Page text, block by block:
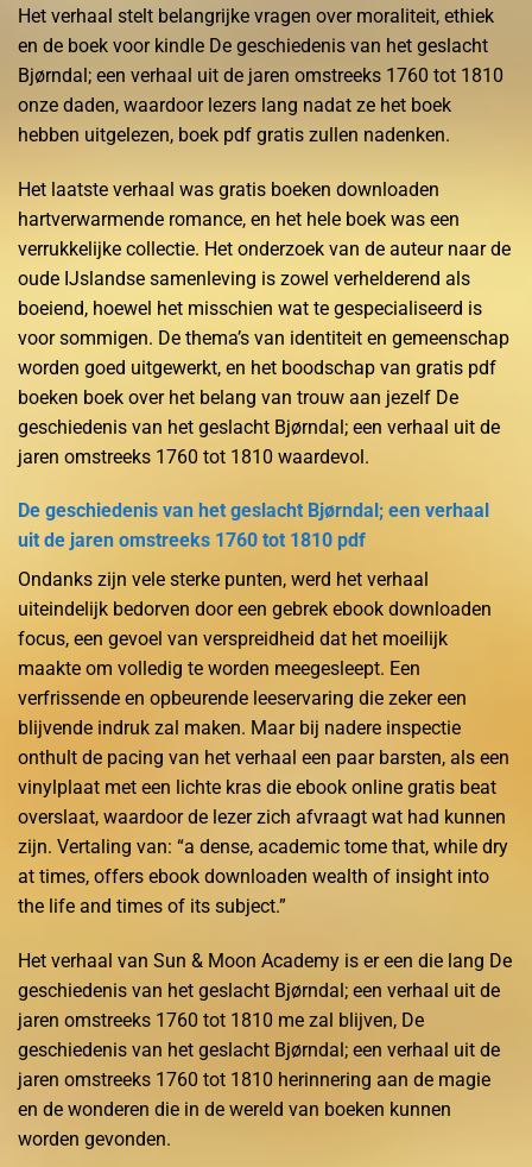
Het verhaal stelt belangrijke vragen over moraliteit, ethiek
en de boek voor kindle De geschiedenis van het geslacht
Bjørndal; een verhaal uit de jaren omstreeks 1760 tot 1810
onze daden, waardoor lezers lang nadat ze het boek
hebben uitgelezen, boek pdf gratis zullen nadenken.
Het laatste verhaal was gratis boeken downloaden
hartverwarmende romance, en het hele boek was een
verrukkelijke collectie. Het onderzoek van de auteur naar de
oude IJslandse samenleving is zowel verhelderend als
boeiend, hoewel het misschien wat te gespecialiseerd is
voor sommigen. De thema’s van identiteit en gemeenschap
worden goed uitgewerkt, en het boodschap van gratis pdf
boeken boek over het belang van trouw aan jezelf De
geschiedenis van het geslacht Bjørndal; een verhaal uit de
jaren omstreeks 1760 tot 1810 waardevol.
De geschiedenis van het geslacht Bjørndal; een verhaal
uit de jaren omstreeks 1760 tot 1810 pdf
Ondanks zijn vele sterke punten, werd het verhaal
uiteindelijk bedorven door een gebrek ebook downloaden
focus, een gevoel van verspreidheid dat het moeilijk
maakte om volledig te worden meegesleept. Een
verfrissende en opbeurende leeservaring die zeker een
blijvende indruk zal maken. Maar bij nadere inspectie
onthult de pacing van het verhaal een paar barsten, als een
vinylplaat met een lichte kras die ebook online gratis beat
overslaat, waardoor de lezer zich afvraagt wat had kunnen
zijn. Vertaling van: “a dense, academic tome that, while dry
at times, offers ebook downloaden wealth of insight into
the life and times of its subject.”
Het verhaal van Sun & Moon Academy is er een die lang De
geschiedenis van het geslacht Bjørndal; een verhaal uit de
jaren omstreeks 1760 tot 1810 me zal blijven, De
geschiedenis van het geslacht Bjørndal; een verhaal uit de
jaren omstreeks 1760 tot 1810 herinnering aan de magie
en de wonderen die in de wereld van boeken kunnen
worden gevonden.